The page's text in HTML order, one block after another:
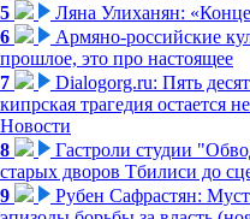
5
Ляна Улиханян:
6
Армяно-российские
прошлое, это про настоящее
7
Dialogorg.ru: Пять
кипрская трагедия
Новости
8
Гастроли студии
старых дворов Тбилиси до
9
Рубен Сафрастян: